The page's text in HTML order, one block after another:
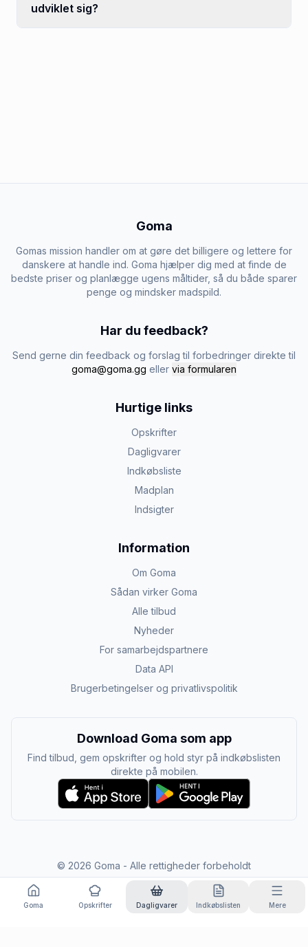
udviklet sig?
Goma
Gomas mission handler om at gøre det billigere og lettere for
danskere at handle ind. Goma hjælper dig med at finde de
bedste priser og planlægge ugens måltider, så du både sparer
penge og mindsker madspild.
Har du feedback?
Send gerne din feedback og forslag til forbedringer direkte til
goma@goma.gg eller via formularen
Hurtige links
Opskrifter
Dagligvarer
Indkøbsliste
Madplan
Indsigter
Information
Om Goma
Sådan virker Goma
Alle tilbud
Nyheder
For samarbejdspartnere
Data API
Brugerbetingelser og privatlivspolitik
Download Goma som app
Find tilbud, gem opskrifter og hold styr på indkøbslisten
direkte på mobilen.
© 2026 Goma - Alle rettigheder forbeholdt
Goma Opskrifter Dagligvarer Indkøbslisten Mere